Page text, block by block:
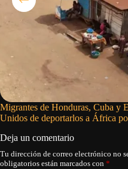
Migrantes de Honduras, Cuba y
Unidos de deportarlos a África
Deja un comentario
Tu dirección de correo electrónico no
obligatorios están marcados con *